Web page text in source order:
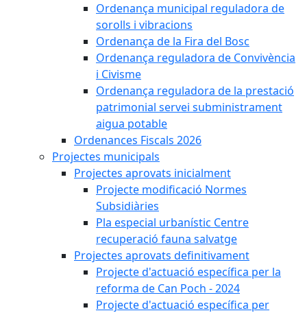
Ordenança municipal reguladora de
sorolls i vibracions
Ordenança de la Fira del Bosc
Ordenança reguladora de Convivència
i Civisme
Ordenança reguladora de la prestació
patrimonial servei subministrament
aigua potable
Ordenances Fiscals 2026
Projectes municipals
Projectes aprovats inicialment
Projecte modificació Normes
Subsidiàries
Pla especial urbanístic Centre
recuperació fauna salvatge
Projectes aprovats definitivament
Projecte d'actuació específica per la
reforma de Can Poch - 2024
Projecte d'actuació específica per